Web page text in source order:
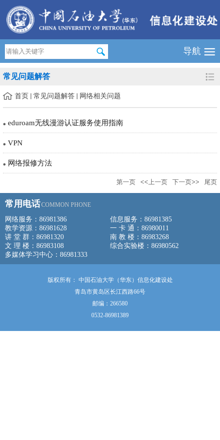
导航
常见问题解答
首页 常见问题解答 网络相关问题
eduroam无线漫游认证服务使用指南
VPN
网络报修方法
第一页 <<上一页 下一页>> 尾页
常用电话COMMON PHONE
网络服务：86981386
信息服务：86981385
教学资源：86981628
一 卡 通：86980011
讲 堂 群：86981320
南 教 楼：86983268
文 理 楼：86983108
综合实验楼：86980562
多媒体学习中心：86981333
版权所有： 中国石油大学（华东）信息化建设处
青岛市黄岛区长江西路66号
邮编：266580
0532-86981389